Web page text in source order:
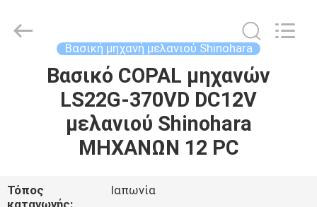
ΣΠΊΤΙ
ΠΡΟΪΌΝΤΑ
ΕΜΕΊΣ
supplier.
Copyright
Βασική μηχανή μελανιού Shinohara
Βασικό COPAL μηχανών
LS22G-370VD DC12V
μελανιού Shinohara
ΜΗΧΑΝΩΝ 12 PC
Τόπος
Ιαπωνία